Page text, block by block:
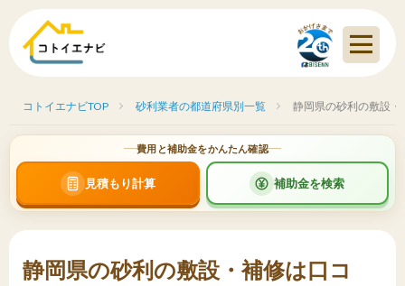
コトイエナビTOP 砂利業者の都道府県別一覧 静岡県の砂利の敷設
費用と補助金をかんたん確認
見積もり計算 補助金を検索
静岡県の砂利の敷設・補修は口コ